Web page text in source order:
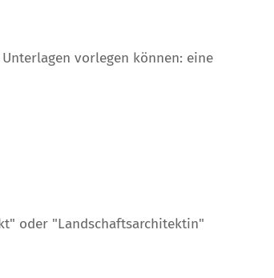
vorlegen können: eine
oder "Landschaftsarchitektin"